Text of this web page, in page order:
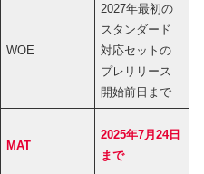
WOE
2027年最初の
スタンダード
対応セットの
プレリリース
開始前日まで
MAT
2025年7月24日
まで